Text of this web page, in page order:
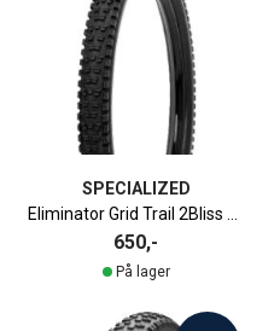
SPECIALIZED
650,-
På lager